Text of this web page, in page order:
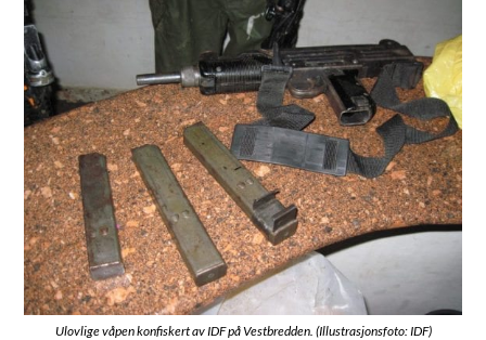
Ulovlige våpen konfiskert av IDF på Vestbredden. (Illustrasjonsfoto: IDF)